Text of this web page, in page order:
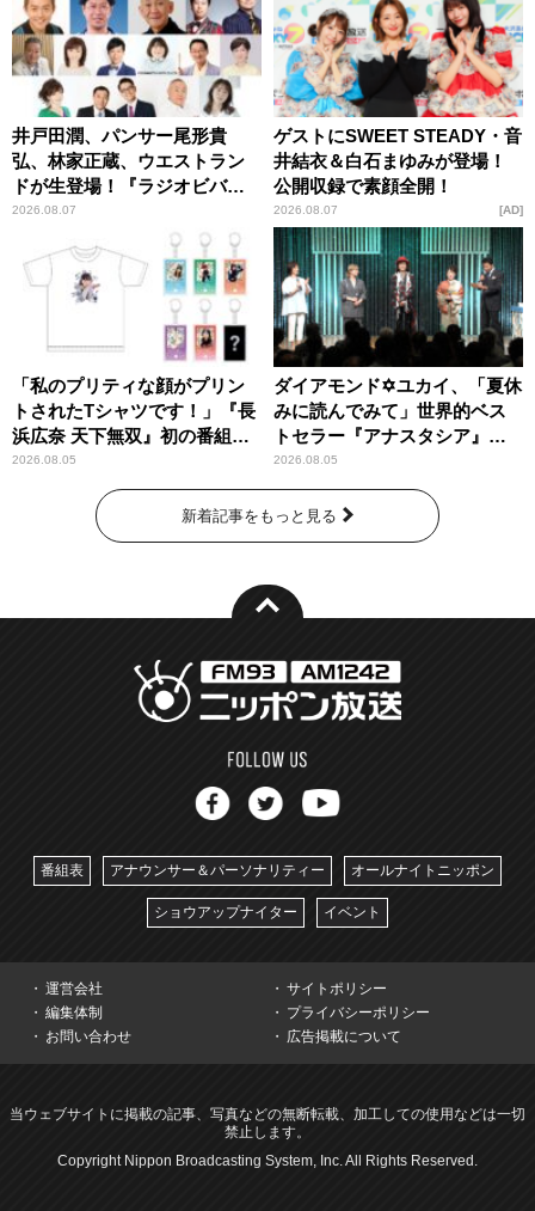
井戸田潤、パンサー尾形貴
弘、林家正蔵、ウエストラン
ドが生登場！『ラジオビバリ
ー昼ズ』
2026.08.07
ゲストにSWEET STEADY・音
井結衣＆白石まゆみが登場！
公開収録で素顔全開！
2026.08.07 AD
「私のプリティな顔がプリン
トされたTシャツです！」『長
浜広奈 天下無双』初の番組グ
ッズ発売
2026.08.05
ダイアモンド✡ユカイ、「夏休
みに読んでみて」世界的ベス
トセラー『アナスタシア』を
紹介
2026.08.05
新着記事をもっと見る
番組表 アナウンサー＆パーソナリティー オールナイトニッポン
ショウアップナイター イベント
運営会社
サイトポリシー
編集体制
プライバシーポリシー
お問い合わせ
広告掲載について
当ウェブサイトに掲載の記事、写真などの無断転載、加工しての使用などは一切
禁止します。
Copyright Nippon Broadcasting System, Inc. All Rights Reserved.